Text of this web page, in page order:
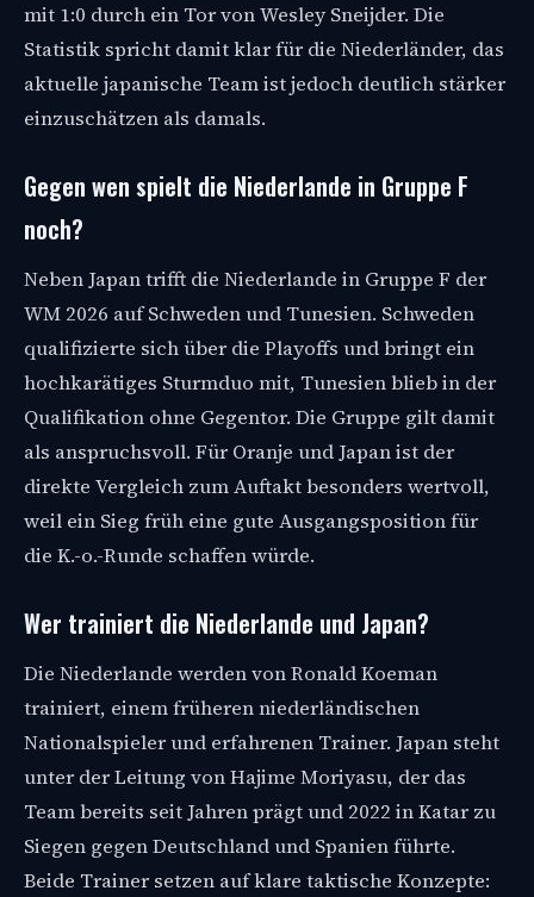
mit 1:0 durch ein Tor von Wesley Sneijder. Die
Statistik spricht damit klar für die Niederländer, das
aktuelle japanische Team ist jedoch deutlich stärker
einzuschätzen als damals.
Gegen wen spielt die Niederlande in Gruppe F
noch?
Neben Japan trifft die Niederlande in Gruppe F der
WM 2026 auf Schweden und Tunesien. Schweden
qualifizierte sich über die Playoffs und bringt ein
hochkarätiges Sturmduo mit, Tunesien blieb in der
Qualifikation ohne Gegentor. Die Gruppe gilt damit
als anspruchsvoll. Für Oranje und Japan ist der
direkte Vergleich zum Auftakt besonders wertvoll,
weil ein Sieg früh eine gute Ausgangsposition für
die K.-o.-Runde schaffen würde.
Wer trainiert die Niederlande und Japan?
Die Niederlande werden von Ronald Koeman
trainiert, einem früheren niederländischen
Nationalspieler und erfahrenen Trainer. Japan steht
unter der Leitung von Hajime Moriyasu, der das
Team bereits seit Jahren prägt und 2022 in Katar zu
Siegen gegen Deutschland und Spanien führte.
Beide Trainer setzen auf klare taktische Konzepte: